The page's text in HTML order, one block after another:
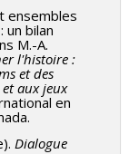
ensembles
un bilan
M.-A.
l'histoire :
et des
aux jeux
en
Dialogue